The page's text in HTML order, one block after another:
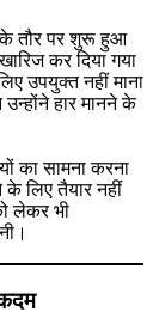
के तौर पर शुरू हुआ
कर दिया गया
उपयुक्त नहीं माना
हार मानने के
का सामना करना
के लिए तैयार नहीं
लेकर भी